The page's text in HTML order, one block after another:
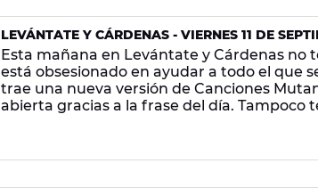
LEVÁNTATE Y CÁRDENAS - VIERNES 11 DE
Esta mañana en Levántate y Cárdenas no
está obsesionado en ayudar a todo el que
trae una nueva versión de Canciones
abierta gracias a la frase del día. Tampoco